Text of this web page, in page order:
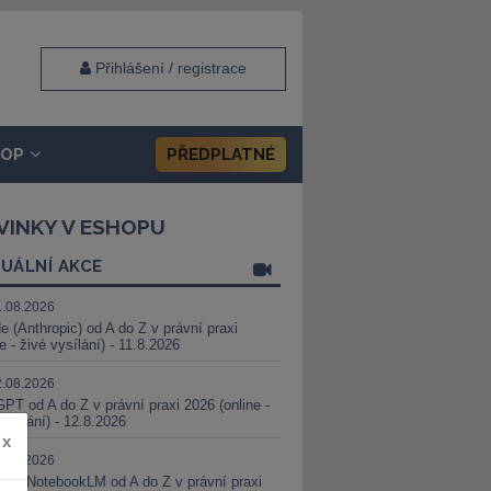
Přihlášení / registrace
PŘEDPLATNÉ
V ESHOPU
AKCE
(Anthropic) od A do Z v právní praxi
- živé vysílání) - 11.8.2026
od A do Z v právní praxi 2026 (online -
- 12.8.2026
a NotebookLM od A do Z v právní praxi
x